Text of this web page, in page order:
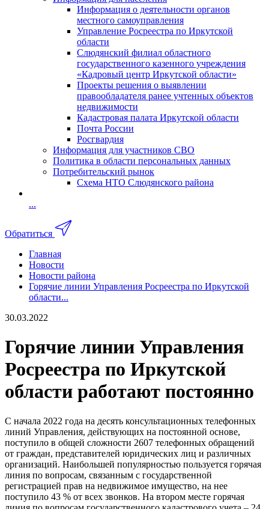
Информация о деятельности органов
местного самоуправления
Управление Росреестра по Иркутской
области
Слюдянский филиал областного
государственного казенного учреждения
«Кадровый центр Иркутской области»
Проекты решения о выявлении
правообладателя ранее учтенных объектов
недвижимости
Кадастровая палата Иркутской области
Почта России
Росгвардия
Информация для участников СВО
Политика в области персональных данных
Потребительский рынок
Схема НТО Слюдянского района
...
Обратиться
Главная
Новости
Новости района
Горячие линии Управления Росреестра по Иркутской
области...
30.03.2022
Горячие линии Управления
Росреестра по Иркутской
области работают постоянно
С начала 2022 года на десять консультационных телефонных
линий Управления, действующих на постоянной основе,
поступило в общей сложности 2607 телефонных обращений
от граждан, представителей юридических лиц и различных
организаций. Наибольшей популярностью пользуется горячая
линия по вопросам, связанным с государственной
регистрацией прав на недвижимое имущество, на нее
поступило 43 % от всех звонков. На втором месте горячая